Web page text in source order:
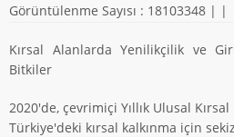
Görüntülenme Sayısı : 18103348 | |
Kırsal Alanlarda Yenilikçilik ve
Bitkiler
2020'de, çevrimiçi Yıllık Ulusal Kırsal
Türkiye'deki kırsal kalkınma için